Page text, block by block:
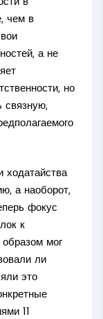
в
чем в
а не
но
связную,
ходатайства
а наоборот,
фокус
к
образом мог
ли
это
11